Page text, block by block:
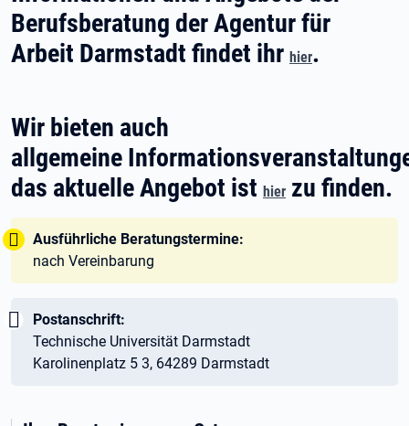
Berufsberatung der Agentur für
Arbeit Darmstadt findet ihr hier.
Wir bieten auch
allgemeine
das aktuelle Angebot ist hier zu finden.
Tipp:
Ausführliche Beratungstermine:
nach Vereinbarung
Wichtig:
Postanschrift:
Technische Universität Darmstadt
Karolinenplatz 5 3, 64289 Darmstadt